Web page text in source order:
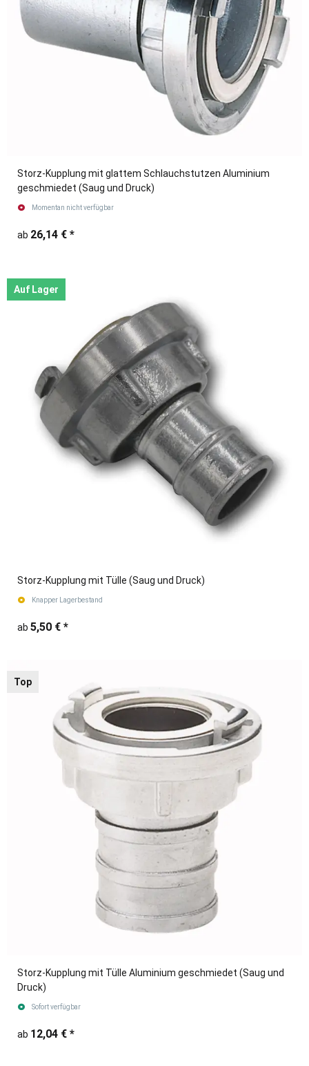
Storz-Kupplung mit glattem Schlauchstutzen Aluminium
geschmiedet (Saug und Druck)
Momentan nicht verfügbar
ab 26,14 € *
Auf Lager
Storz-Kupplung mit Tülle (Saug und Druck)
Knapper Lagerbestand
ab 5,50 € *
Top
Storz-Kupplung mit Tülle Aluminium geschmiedet (Saug und
Druck)
Sofort verfügbar
ab 12,04 € *